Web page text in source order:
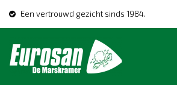
Een vertrouwd gezicht sinds 1984.